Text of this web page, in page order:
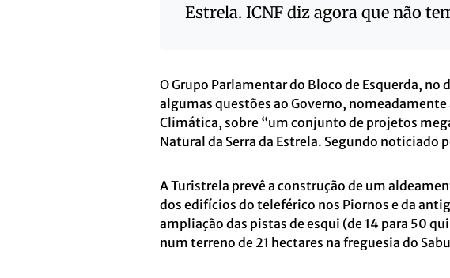
Estrela. ICNF diz agora que não
O Grupo Parlamentar do Bloco de Esquerda,
algumas questões ao Governo,
Climática, sobre “um conjunto de projetos
Natural da Serra da Estrela. Segundo noticiado
A Turistrela prevê a construção de um
dos edifícios do teleférico nos Piornos e da
ampliação das pistas de esqui (de 14 para 50
num terreno de 21 hectares na freguesia do